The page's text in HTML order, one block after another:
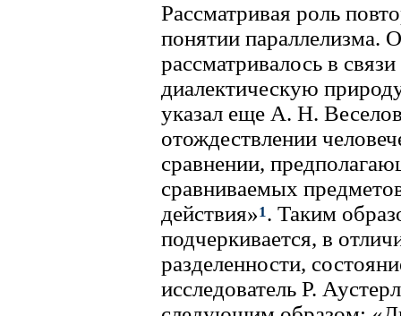
Рассматривая роль
понятии параллелизма.
рассматривалось в
диалектическую
указал еще А. Н.
отождествлении
сравнении,
сравниваемых
действия»1. Таким
подчеркивается, в
разделенности,
исследователь Р.